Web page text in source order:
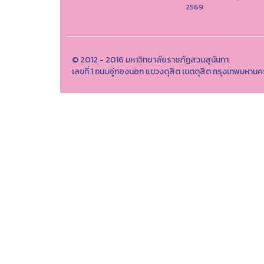
2569
© 2012 - 2016 มหาวิทยาลัยราชภัฏสวนสุนันทา
เลขที่ 1 ถนนอู่ทองนอก แขวงดุสิต เขตดุสิต กรุงเทพมหาน